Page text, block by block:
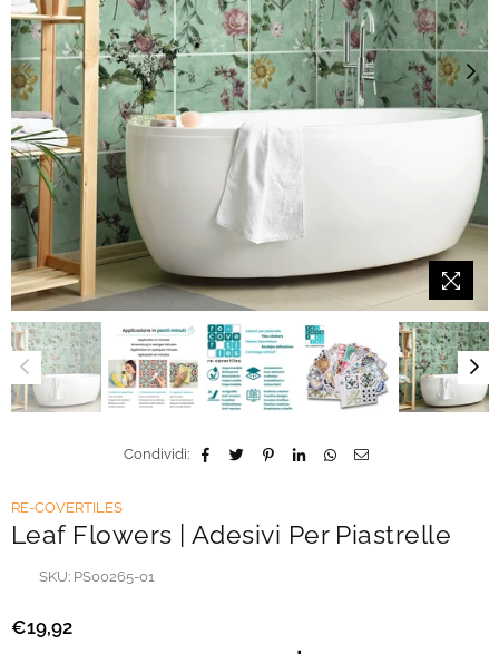
Condividi:
RE-COVERTILES
Leaf Flowers | Adesivi Per Piastrelle
SKU: PS00265-01
Prezzo
€19,92